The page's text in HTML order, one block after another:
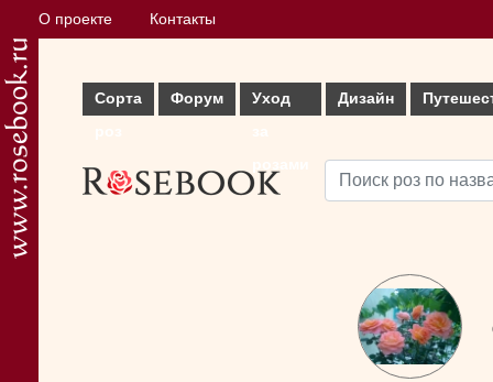
О проекте Контакты
Сорта
Форум
Уход
Дизайн